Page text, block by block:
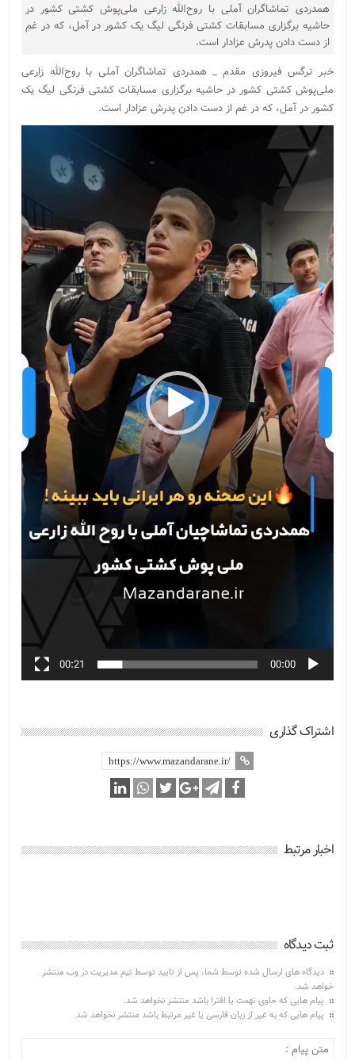
همدردی تماشاگران آملی با روح‌الله زارعی ملی‌پوش کشتی کشور در
حاشیه برگزاری مسابقات کشتی فرنگی لیگ یک کشور در آمل، که در غم
از دست دادن پدرش عزادار است.
خبر نرگس فیروزی مقدم _ همدردی تماشاگران آملی با روح‌الله زارعی
ملی‌پوش کشتی کشور در حاشیه برگزاری مسابقات کشتی فرنگی لیگ یک
کشور در آمل، که در غم از دست دادن پدرش عزادار است.
نمایشگر
ویدیو
00:00
00:21
اشتراک گذاری
اخبار مرتبط
ثبت دیدگاه
دیدگاه های ارسال شده توسط شما، پس از تایید توسط تیم مدیریت در وب منتشر
خواهد شد.
پیام هایی که حاوی تهمت یا افترا باشد منتشر نخواهد شد.
پیام هایی که به غیر از زبان فارسی یا غیر مرتبط باشد منتشر نخواهد شد.